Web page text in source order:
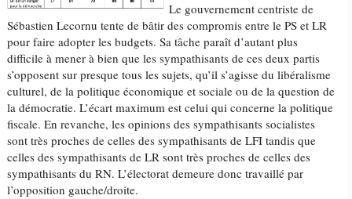
Le gouvernement centriste de
Sébastien Lecornu tente de bâtir des compromis entre le PS et LR
pour faire adopter les budgets. Sa tâche paraît d’autant plus
difficile à mener à bien que les sympathisants de ces deux partis
s’opposent sur presque tous les sujets, qu’il s’agisse du libéralisme
culturel, de la politique économique et sociale ou de la question de
la démocratie. L’écart maximum est celui qui concerne la politique
fiscale. En revanche, les opinions des sympathisants socialistes
sont très proches de celles des sympathisants de LFI tandis que
celles des sympathisants de LR sont très proches de celles des
sympathisants du RN. L’électorat demeure donc travaillé par
l’opposition gauche/droite.